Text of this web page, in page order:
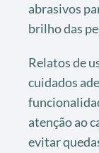
abrasivos
brilho das
Relatos de
cuidados
atenção ao
evitar